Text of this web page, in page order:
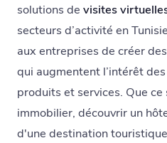
solutions de visites
secteurs d’activité en
aux entreprises de créer
qui augmentent l’intérêt
produits et services. Que
immobilier, découvrir un
d'une destination